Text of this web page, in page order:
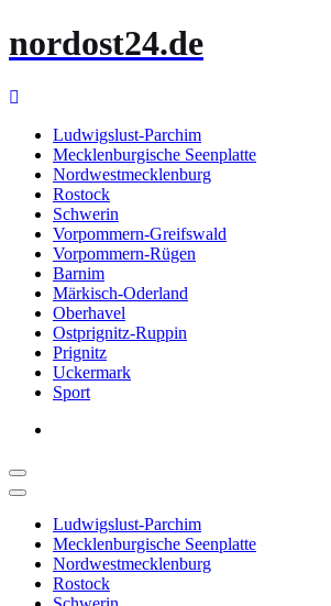
Inhalt
nordost24.de
Ludwigslust-Parchim
Mecklenburgische Seenplatte
Nordwestmecklenburg
Rostock
Schwerin
Vorpommern-Greifswald
Vorpommern-Rügen
Barnim
Märkisch-Oderland
Oberhavel
Ostprignitz-Ruppin
Prignitz
Uckermark
Sport
Ludwigslust-Parchim
Mecklenburgische Seenplatte
Nordwestmecklenburg
Rostock